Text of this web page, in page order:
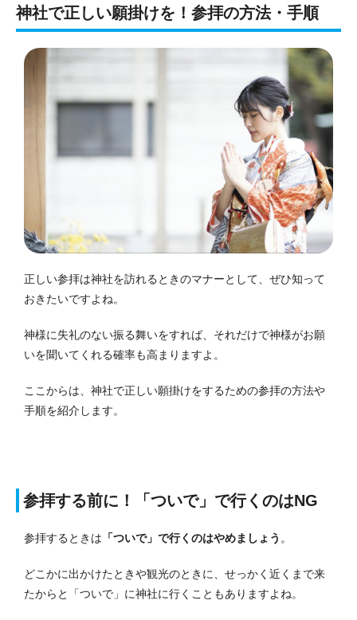
神社で正しい願掛けを！参拝の方法・手順
正しい参拝は神社を訪れるときのマナーとして、ぜひ知って
おきたいですよね。
神様に失礼のない振る舞いをすれば、それだけで神様がお願
いを聞いてくれる確率も高まりますよ。
ここからは、神社で正しい願掛けをするための参拝の方法や
手順を紹介します。
参拝する前に！「ついで」で行くのはNG
参拝するときは 「ついで」で行くのはやめましょう 。
どこかに出かけたときや観光のときに、せっかく近くまで来
たからと「ついで」に神社に行くこともありますよね。